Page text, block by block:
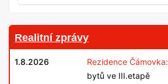
Realitní zprávy
1.8.2026 Rezidence Čámovka:
bytů ve III.etapě